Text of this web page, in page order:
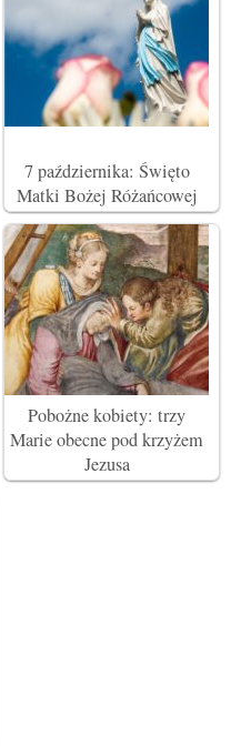
7 października: Święto
Matki Bożej Różańcowej
Pobożne kobiety: trzy
Marie obecne pod krzyżem
Jezusa